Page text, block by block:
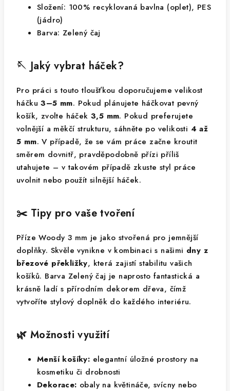
Složení: 100% recyklovaná bavlna (oplet), PES
(jádro)
Barva: Zelený čaj
🪡 Jaký vybrat háček?
Pro práci s touto tloušťkou doporučujeme velikost
háčku3–5 mm. Pokud plánujete háčkovat pevný
košík, zvolte háček 3,5 mm. Pokud preferujete
volnější a měkčí strukturu, sáhněte po velikosti 4 až
5 mm. V případě, že se vám práce začne kroutit
směrem dovnitř, pravděpodobně přízi příliš
utahujete – v takovém případě zkuste styl práce
uvolnit nebo použít silnější háček.
✂️ Tipy pro vaše tvoření
Příze Woody 3 mm je jako stvořená pro jemnější
doplňky. Skvěle vynikne v kombinaci s našimi dny z
březové překližky, která zajistí stabilitu vašich
košíků. Barva Zelený čaj je naprosto fantastická a
krásně ladí s přírodním dekorem dřeva, čímž
vytvoříte stylový doplněk do každého interiéru.
🌿 Možnosti využití
Menší košíky: elegantní úložné prostory na
kosmetiku či drobnosti
Dekorace: obaly na květináče, svícny nebo